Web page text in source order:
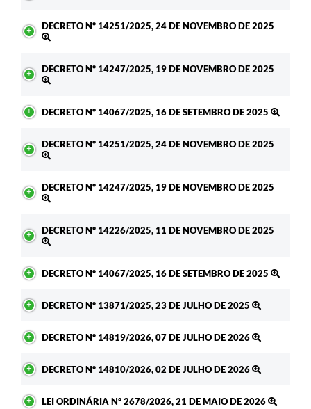
DECRETO Nº 14251/2025, 24 DE NOVEMBRO DE 2025
DECRETO Nº 14247/2025, 19 DE NOVEMBRO DE 2025
DECRETO Nº 14067/2025, 16 DE SETEMBRO DE 2025
DECRETO Nº 14251/2025, 24 DE NOVEMBRO DE 2025
DECRETO Nº 14247/2025, 19 DE NOVEMBRO DE 2025
DECRETO Nº 14226/2025, 11 DE NOVEMBRO DE 2025
DECRETO Nº 14067/2025, 16 DE SETEMBRO DE 2025
DECRETO Nº 13871/2025, 23 DE JULHO DE 2025
DECRETO Nº 14819/2026, 07 DE JULHO DE 2026
DECRETO Nº 14810/2026, 02 DE JULHO DE 2026
LEI ORDINÁRIA Nº 2678/2026, 21 DE MAIO DE 2026